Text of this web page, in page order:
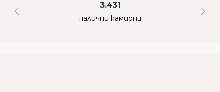
3.431
налични камиони